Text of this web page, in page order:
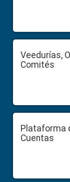
Veedurías,
Comités
Plataforma
Cuentas